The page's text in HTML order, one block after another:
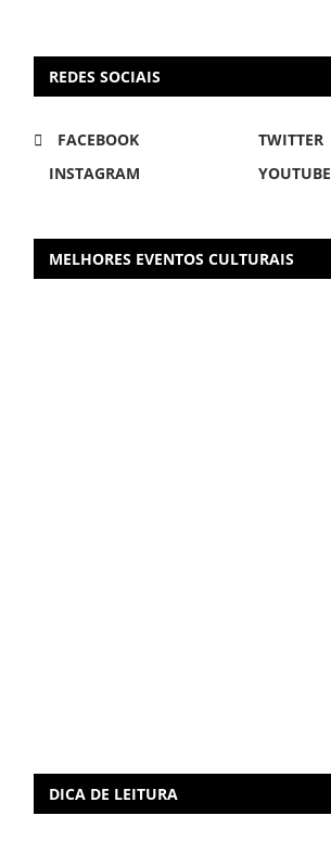
REDES SOCIAIS
FACEBOOK
TWITTER
INSTAGRAM
YOUTUBE
MELHORES EVENTOS CULTURAIS
DICA DE LEITURA